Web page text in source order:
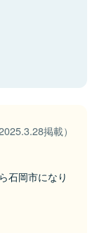
2025.3.28掲載）
石岡市になり